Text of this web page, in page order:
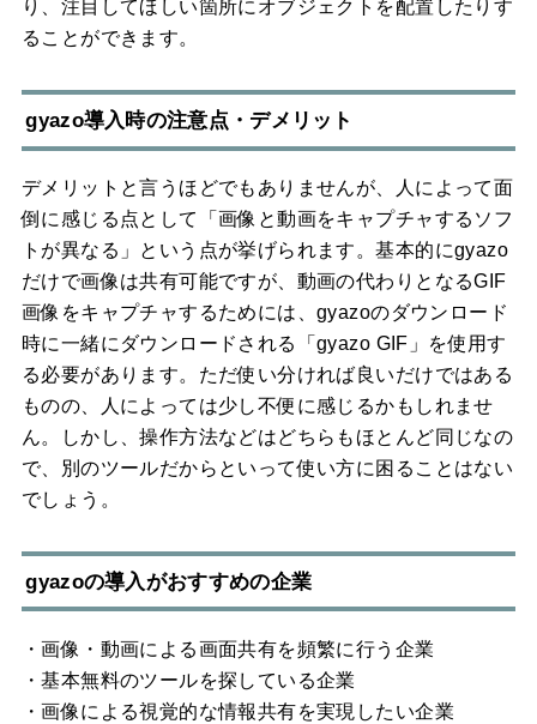
り、注目してほしい箇所にオブジェクトを配置したりす
ることができます。
gyazo導入時の注意点・デメリット
デメリットと言うほどでもありませんが、人によって面
倒に感じる点として「画像と動画をキャプチャするソフ
トが異なる」という点が挙げられます。基本的にgyazo
だけで画像は共有可能ですが、動画の代わりとなるGIF
画像をキャプチャするためには、gyazoのダウンロード
時に一緒にダウンロードされる「gyazo GIF」を使用す
る必要があります。ただ使い分ければ良いだけではある
ものの、人によっては少し不便に感じるかもしれませ
ん。しかし、操作方法などはどちらもほとんど同じなの
で、別のツールだからといって使い方に困ることはない
でしょう。
gyazoの導入がおすすめの企業
・画像・動画による画面共有を頻繁に行う企業
・基本無料のツールを探している企業
・画像による視覚的な情報共有を実現したい企業